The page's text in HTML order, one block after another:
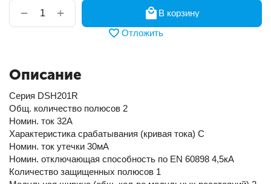
+
−
В корзину
Отложить
Описание
Серия DSH201R
Общ. количество полюсов 2
Номин. ток 32А
Характеристика срабатывания (кривая тока) C
Номин. ток утечки 30мА
Номин. отключающая способность по EN 60898 4,5кА
Количество защищенных полюсов 1